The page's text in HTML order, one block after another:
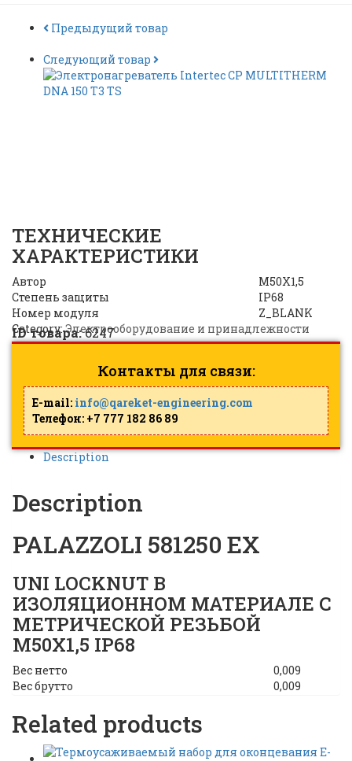
Предыдущий товар
Следующий товар
ТЕХНИЧЕСКИЕ
ХАРАКТЕРИСТИКИ
Автор
M50X1,5
Степень защиты
IP68
Номер модуля
Z_BLANK
Category:Электрооборудование и принадлежности
ID товара:6247
Контакты для связи:
E-mail: info@qareket-engineering.com
Телефон: +7 777 182 86 89
Description
Description
PALAZZOLI 581250 EX
UNI LOCKNUT В
ИЗОЛЯЦИОННОМ МАТЕРИАЛЕ С
МЕТРИЧЕСКОЙ РЕЗЬБОЙ
M50X1,5 IP68
Вес нетто
0,009
Вес брутто
0,009
Related products